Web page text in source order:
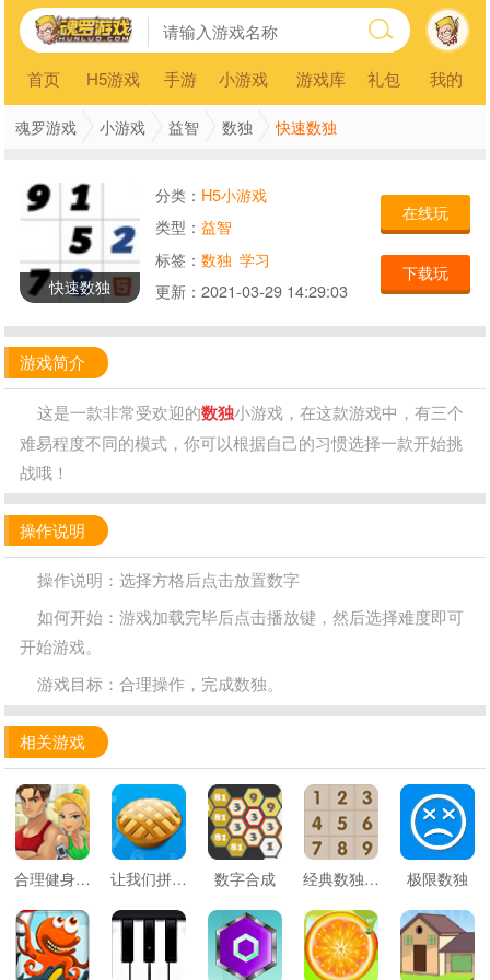
首页 H5游戏 手游 小游戏 游戏库 礼包 我的
魂罗游戏 小游戏 益智 数独 快速数独
快速数独
分类： H5小游戏
类型： 益智
标签： 数独 学习
更新： 2021-03-29 14:29:03
在线玩
下载玩
游戏简介
这是一款非常受欢迎的数独小游戏，在这款游戏中，有三个
难易程度不同的模式，你可以根据自己的习惯选择一款开始挑
战哦！
操作说明
操作说明：选择方格后点击放置数字
如何开始：游戏加载完毕后点击播放键，然后选择难度即可
开始游戏。
游戏目标：合理操作，完成数独。
相关游戏
合理健身教程 让我们拼一下 数字合成 经典数独挑战 极限数独